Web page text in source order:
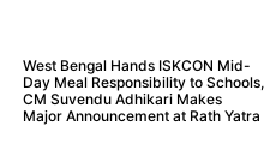
West Bengal Hands ISKCON Mid-
Day Meal Responsibility to Schools,
CM Suvendu Adhikari Makes
Major Announcement at Rath Yatra